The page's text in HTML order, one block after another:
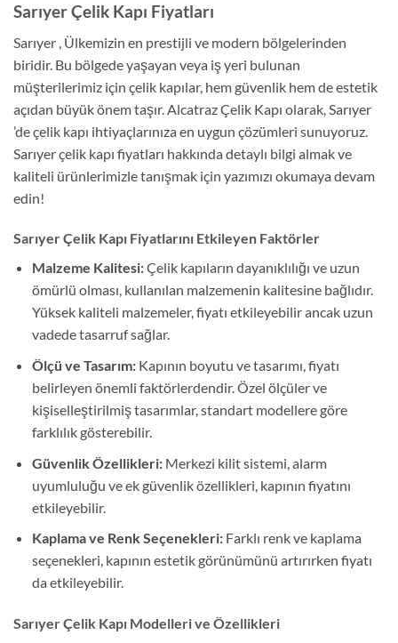
Sarıyer Çelik Kapı Fiyatları
Sarıyer , Ülkemizin en prestijli ve modern bölgelerinden
biridir. Bu bölgede yaşayan veya iş yeri bulunan
müşterilerimiz için çelik kapılar, hem güvenlik hem de estetik
açıdan büyük önem taşır. Alcatraz Çelik Kapı olarak, Sarıyer
’de çelik kapı ihtiyaçlarınıza en uygun çözümleri sunuyoruz.
Sarıyer çelik kapı fiyatları hakkında detaylı bilgi almak ve
kaliteli ürünlerimizle tanışmak için yazımızı okumaya devam
edin!
Sarıyer Çelik Kapı Fiyatlarını Etkileyen Faktörler
Malzeme Kalitesi:Çelik kapıların dayanıklılığı ve uzun
ömürlü olması, kullanılan malzemenin kalitesine bağlıdır.
Yüksek kaliteli malzemeler, fiyatı etkileyebilir ancak uzun
vadede tasarruf sağlar.
Ölçü ve Tasarım:Kapının boyutu ve tasarımı, fiyatı
belirleyen önemli faktörlerdendir. Özel ölçüler ve
kişiselleştirilmiş tasarımlar, standart modellere göre
farklılık gösterebilir.
Güvenlik Özellikleri:Merkezi kilit sistemi, alarm
uyumluluğu ve ek güvenlik özellikleri, kapının fiyatını
etkileyebilir.
Kaplama ve Renk Seçenekleri:Farklı renk ve kaplama
seçenekleri, kapının estetik görünümünü artırırken fiyatı
da etkileyebilir.
Sarıyer Çelik Kapı Modelleri ve Özellikleri